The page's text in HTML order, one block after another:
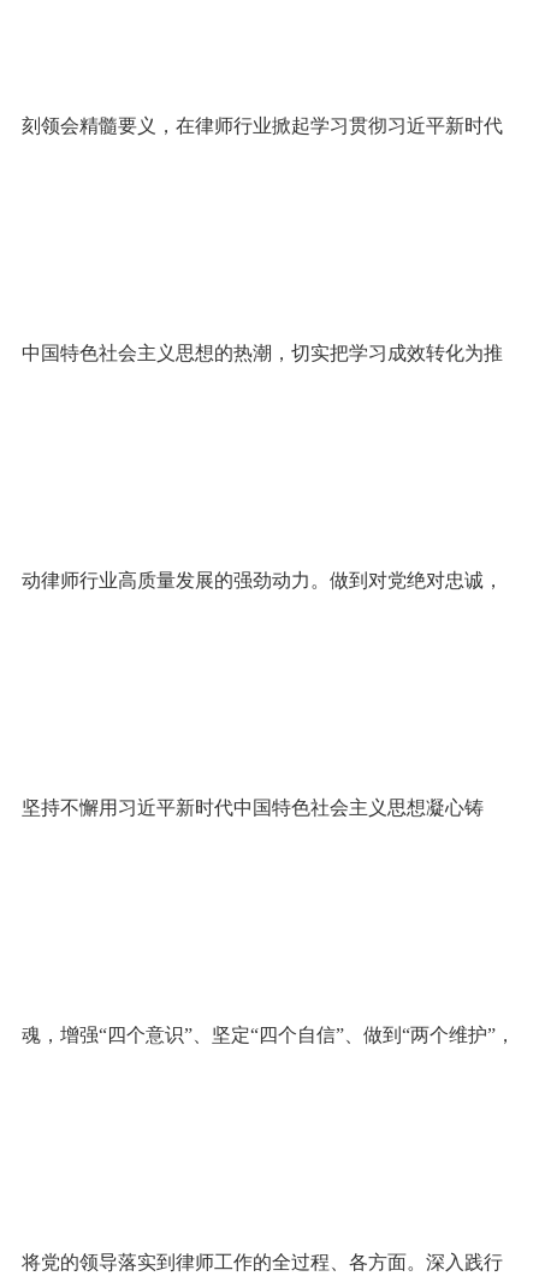
刻领会精髓要义，在律师行业掀起学习贯彻习近平新时代
中国特色社会主义思想的热潮，切实把学习成效转化为推
动律师行业高质量发展的强劲动力。做到对党绝对忠诚，
坚持不懈用习近平新时代中国特色社会主义思想凝心铸
魂，增强“四个意识”、坚定“四个自信”、做到“两个维护”，
将党的领导落实到律师工作的全过程、各方面。深入践行